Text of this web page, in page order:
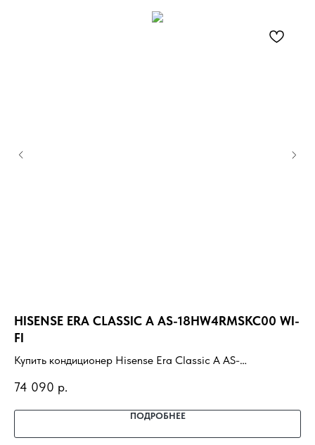
HISENSE ERA CLASSIC A AS-18HW4RMSKC00 WI-
FI
Купить кондиционер Hisense Era Classic A AS-
под помещение, доставка, профессиональный монтаж и
гарантия.
74 090 р.
ПОДРОБНЕЕ